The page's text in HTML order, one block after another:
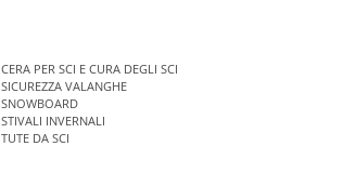
CERA PER SCI E CURA DEGLI SCI
SICUREZZA VALANGHE
SNOWBOARD
STIVALI INVERNALI
TUTE DA SCI